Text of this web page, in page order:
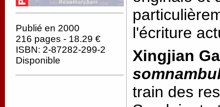
Publié en 2000
216 pages - 18.29 €
ISBN: 2-87282-299-2
Disponible
l'écriture
Xingjian
train des